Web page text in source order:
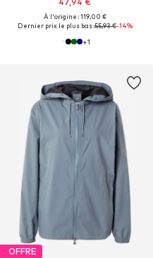
À l'origine : 119,00 €
Dernier prix le plus bas :55,93 €-14%
+1
OFFRE